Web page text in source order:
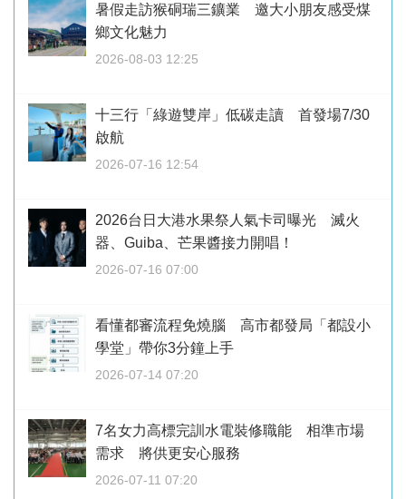
暑假走訪猴硐瑞三鑛業 邀大小朋友感受煤
鄉文化魅力
2026-08-03 12:25
十三行「綠遊雙岸」低碳走讀 首發場7/30
啟航
2026-07-16 12:54
2026台日大港水果祭人氣卡司曝光 滅火
器、Guiba、芒果醬接力開唱！
2026-07-16 07:00
看懂都審流程免燒腦 高市都發局「都設小
學堂」帶你3分鐘上手
2026-07-14 07:20
7名女力高標完訓水電裝修職能 相準市場
需求 將供更安心服務
2026-07-11 07:20